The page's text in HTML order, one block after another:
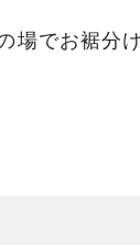
場でお裾分